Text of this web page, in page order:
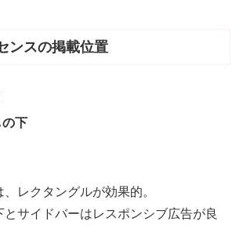
ンスの掲載位置
下
レクタングルが効果的。
サイドバーはレスポンシブ広告が良